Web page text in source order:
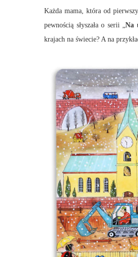
Każda mama, która od
pewnością słyszała o serii „Na
krajach na świecie? A na